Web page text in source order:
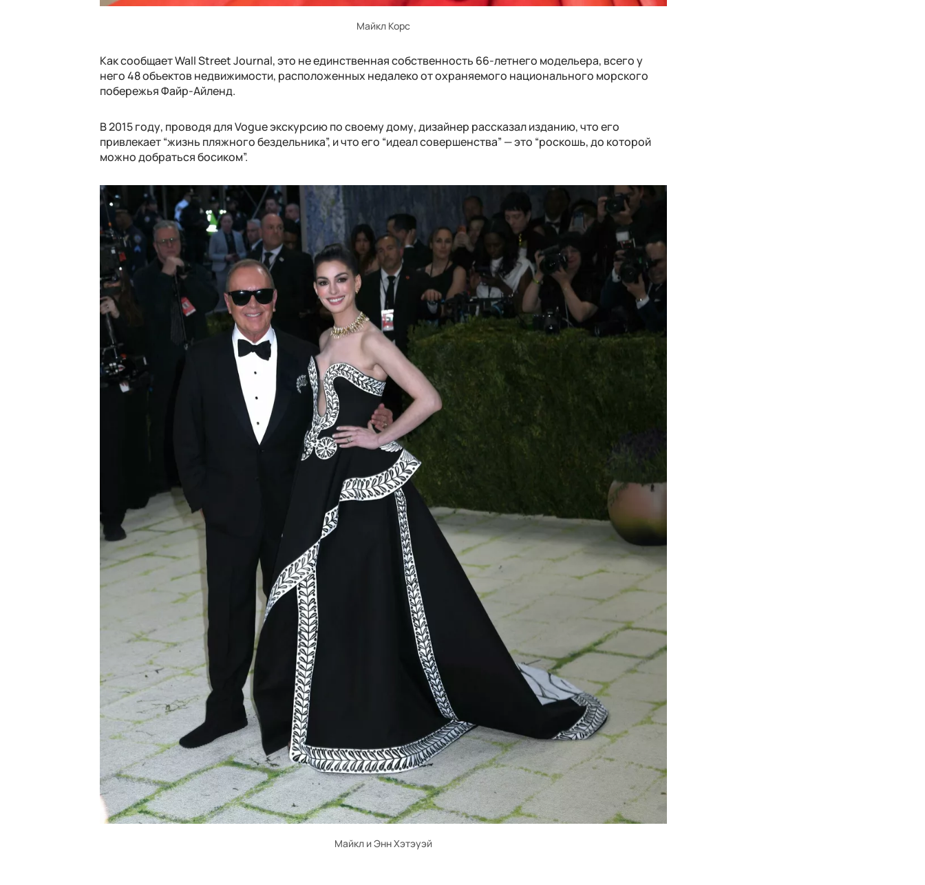
Майкл Корс
Как сообщает Wall Street Journal, это не единственная собственность 66-летнего модельера, всего у
него 48 объектов недвижимости, расположенных недалеко от охраняемого национального морского
побережья Файр-Айленд.
В 2015 году, проводя для Vogue экскурсию по своему дому, дизайнер рассказал изданию, что его
привлекает “жизнь пляжного бездельника”, и что его “идеал совершенства” — это “роскошь, до которой
можно добраться босиком”.
Майкл и Энн Хэтэуэй